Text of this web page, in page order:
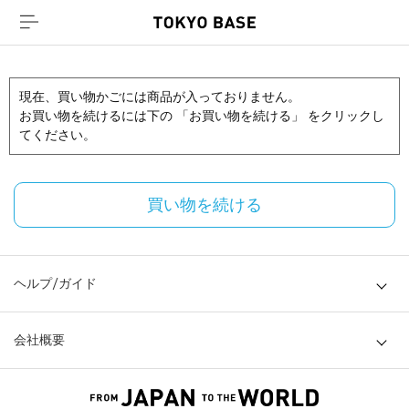
現在、買い物かごには商品が入っておりません。
お買い物を続けるには下の 「お買い物を続ける」 をクリックし
てください。
買い物を続ける
ヘルプ/ガイド
会社概要